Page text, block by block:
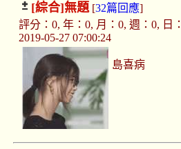
[綜合]無題[32篇回應]
評分：0, 年：0, 月：0, 週：0, 日
2019-05-27 07:00:24
島喜病